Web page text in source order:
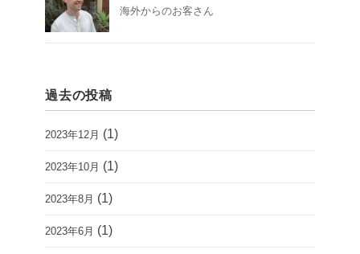
海外からのお客さん
過去の投稿
2023年12月 (1)
2023年10月 (1)
2023年8月 (1)
2023年6月 (1)